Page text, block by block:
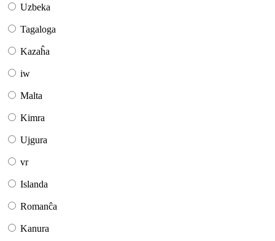
Uzbeka
Tagaloga
Kazaĥa
iw
Malta
Kimra
Ujgura
vr
Islanda
Romanĉa
Kanura